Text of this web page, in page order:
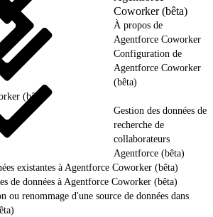
Coworker (bêta)
À propos de
Agentforce Coworker
Configuration de
Agentforce Coworker
(bêta)
(bêta)
Gestion des données de
recherche de
collaborateurs
Agentforce (bêta)
existantes à Agentforce Coworker (bêta)
de données à Agentforce Coworker (bêta)
ou renommage d'une source de données dans